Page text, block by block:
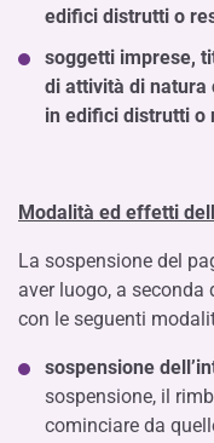
edifici distrutti o
soggetti imprese,
di attività di natura
in edifici distrutti o
Modalità ed effetti
La sospensione del
aver luogo, a seconda
con le seguenti
sospensione
sospensione, il
cominciare da